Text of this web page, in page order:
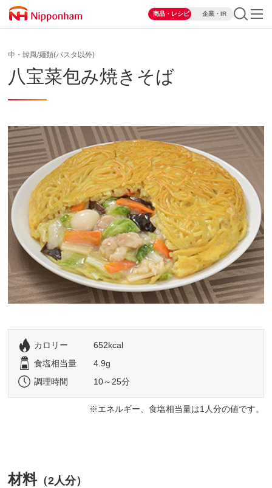
商品・レシピ 企業・IR
中・韓風/麺類(パスタ以外)
八宝菜包み焼きそば
カロリー
652kcal
食塩相当量
4.9g
調理時間
10～25分
エネルギー、食塩相当量は1人分の値です。
材料（2人分）